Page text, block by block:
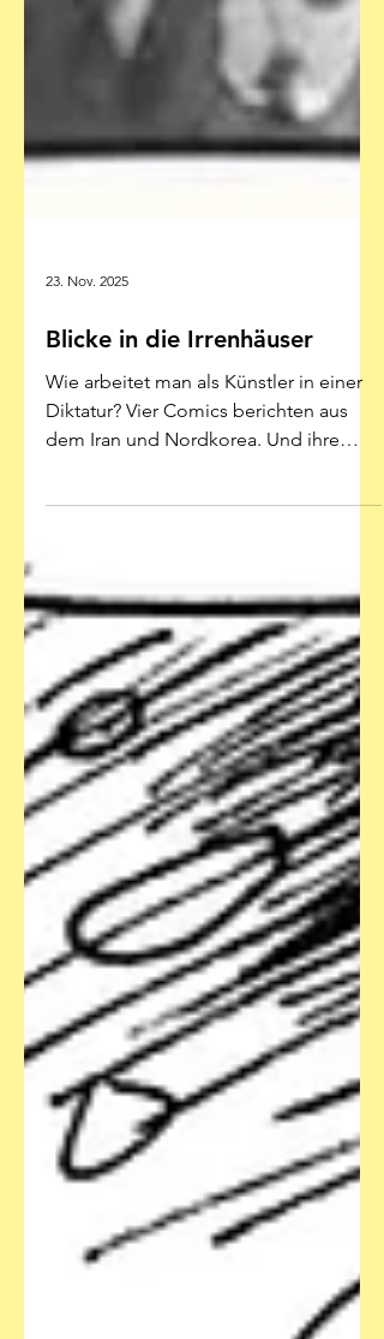
Blicke in die Irrenhäuser
Wie arbeitet man als Künstler in einer
Diktatur? Vier Comics berichten aus
Bilanz ist so gruselig, dass man lachen
gut getroffen. Stimmt. Schon das erste
Bild hier ist gar nicht so besonders,
aber das ist diesmal egal: Weil die
Geschichte einfach gut ist. Das gibt’s
und wenn man die hat, kann man auch
mal mit der Kunst eher
bedarfsorientiert arbeiten. Wie in „Der
Di